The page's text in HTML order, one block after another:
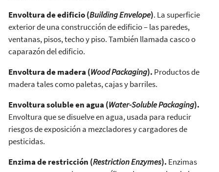
Envoltura de edificio (Building Envelope). La superficie
exterior de una construcción de edificio – las paredes,
ventanas, pisos, techo y piso. También llamada casco o
caparazón del edificio.
Envoltura de madera (Wood Packaging). Productos de
madera tales como paletas, cajas y barriles.
Envoltura soluble en agua (Water-Soluble Packaging).
Envoltura que se disuelve en agua, usada para reducir
riesgos de exposición a mezcladores y cargadores de
pesticidas.
Enzima de restricción (Restriction Enzymes). Enzimas